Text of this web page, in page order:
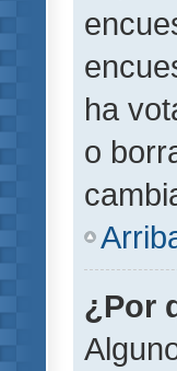
ha
o
¿Por